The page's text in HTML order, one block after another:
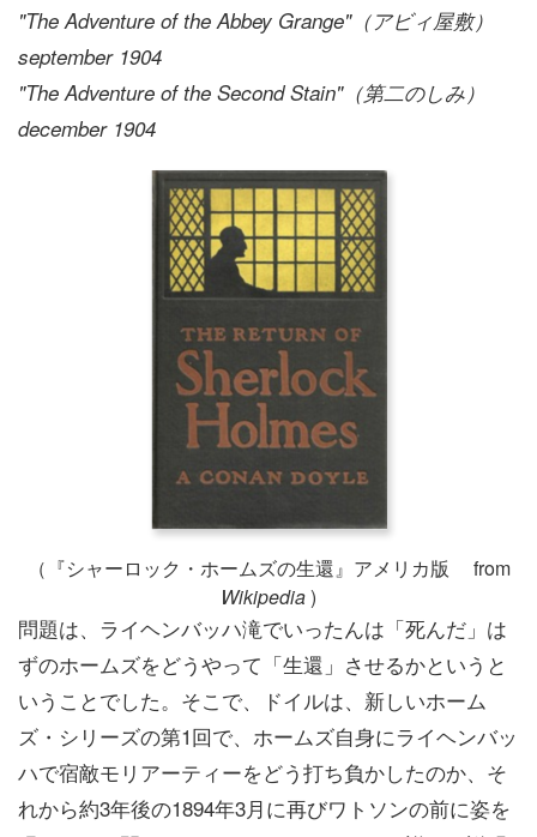
"The Adventure of the Abbey Grange"（アビィ屋敷）
september 1904
"The Adventure of the Second Stain"（第二のしみ）
december 1904
（『シャーロック・ホームズの生還』アメリカ版 from
Wikipedia)
問題は、ライヘンバッハ滝でいったんは「死んだ」は
ずのホームズをどうやって「生還」させるかというと
いうことでした。そこで、ドイルは、新しいホーム
ズ・シリーズの第1回で、ホームズ自身にライヘンバッ
ハで宿敵モリアーティーをどう打ち負かしたのか、そ
れから約3年後の1894年3月に再びワトソンの前に姿を